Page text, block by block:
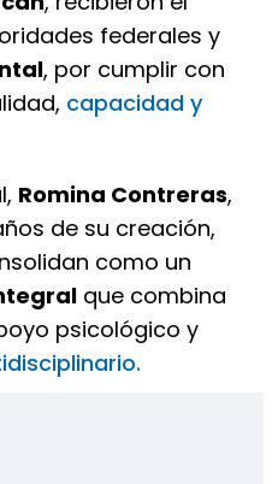
federales y
, por cumplir con
capacidad y
Romina Contreras,
de su creación,
como un
que combina
psicológico y